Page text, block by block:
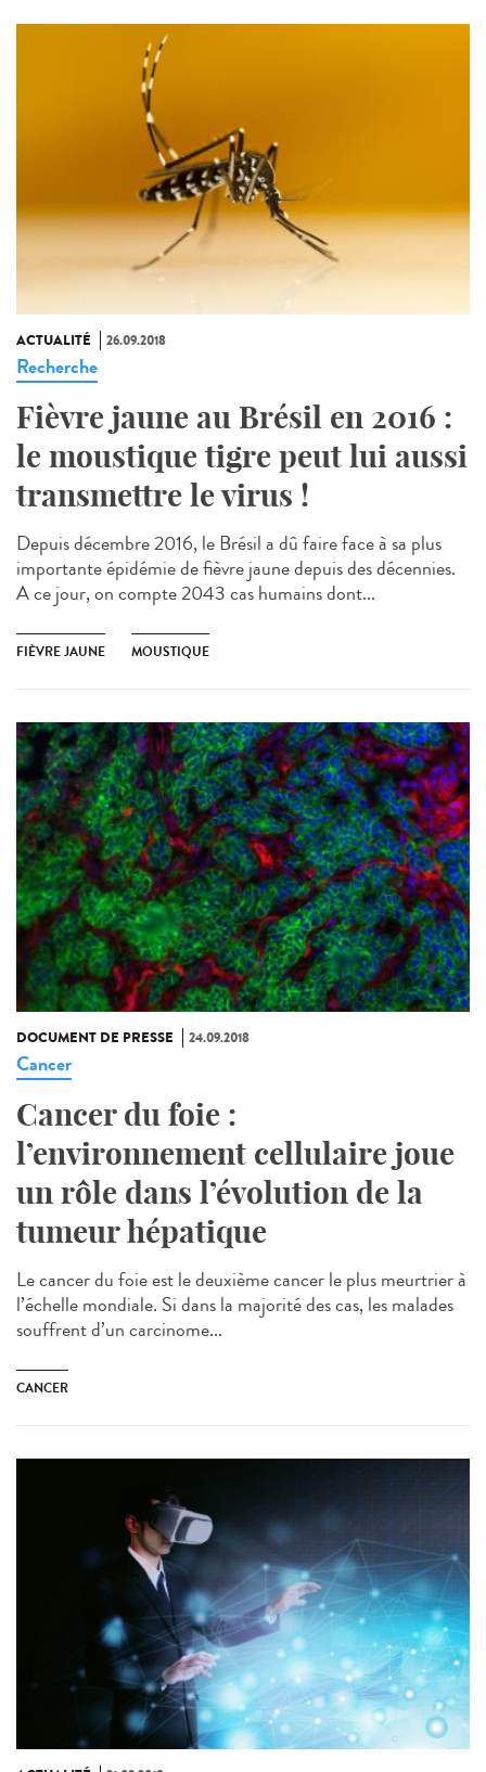
ACTUALITÉ 26.09.2018
Recherche
Fièvre jaune au Brésil en 2016 :
le moustique tigre peut lui aussi
transmettre le virus !
Depuis décembre 2016, le Brésil a dû faire face à sa plus
importante épidémie de fièvre jaune depuis des décennies.
A ce jour, on compte 2043 cas humains dont...
FIÈVRE JAUNE MOUSTIQUE
DOCUMENT DE PRESSE 24.09.2018
Cancer
Cancer du foie :
l’environnement cellulaire joue
un rôle dans l’évolution de la
tumeur hépatique
Le cancer du foie est le deuxième cancer le plus meurtrier à
l’échelle mondiale. Si dans la majorité des cas, les malades
souffrent d’un carcinome...
CANCER